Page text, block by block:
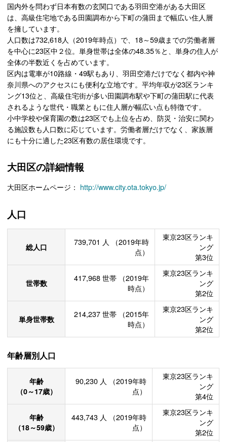
国内外を問わず日本有数の玄関口である羽田空港がある大田区
は、高級住宅地である田園調布から下町の蒲田まで幅広い住人層
を擁しています。
人口数は732,618人（2019年時点）で、18～59歳までの労働者層
を中心に23区中２位。単身世帯は全体の48.35％と、単身の住人が
全体の半数近くを占めています。
区内は電車が10路線・49駅もあり、羽田空港だけでなく都内や神
奈川県へのアクセスにも便利な立地です。平均年収が23区ランキ
ング13位と、高級住宅街が多い田園調布駅や下町の蒲田駅に代表
されるような世代・職業ともに住人層が幅広い点も特徴です。
小中学校や保育園の数は23区でも上位を占め、防災・治安に関わ
る施設数も人口数に応じています。労働者層だけでなく、家族層
にも十分に適した23区有数の居住環境です。
大田区の詳細情報
大田区ホームページ： http://www.city.ota.tokyo.jp/
人口
総人口 739,701 人
（2019年時
点）
東京23区ランキ
ング
第3位
世帯数 417,968 世帯
（2019年
時点）
東京23区ランキ
ング
第2位
単身世帯数 214,237 世帯
（2015年
時点）
東京23区ランキ
ング
第2位
年齢層別人口
年齢
（0～17歳）
90,230 人
（2019年時
点）
東京23区ランキ
ング
第4位
年齢
（18～59歳）
443,743 人
（2019年時
点）
東京23区ランキ
ング
第2位